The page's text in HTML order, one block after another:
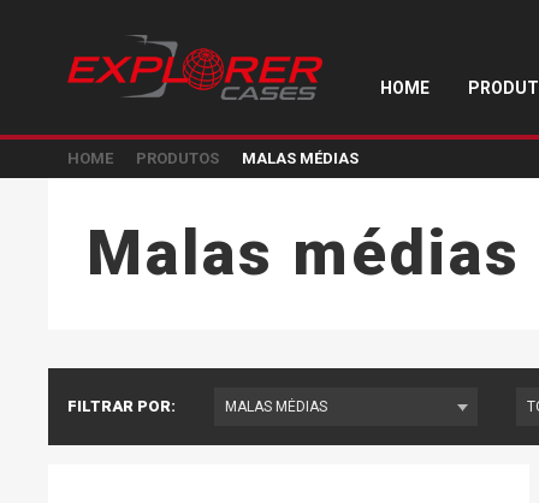
HOME
HOME PRODUTOS MALAS MÉDIAS
Malas médias
FILTRAR POR: